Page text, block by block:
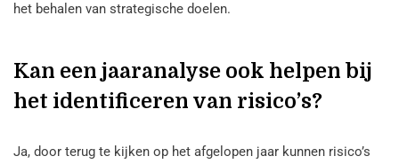
het behalen van strategische doelen.
Kan een jaaranalyse ook helpen bij
het identificeren van risico’s?
Ja, door terug te kijken op het afgelopen jaar kunnen risico’s